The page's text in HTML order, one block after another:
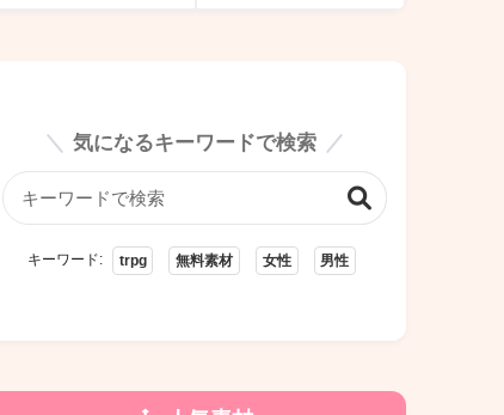
気になるキーワードで検索
キーワード: trpg 無料素材 女性 男性